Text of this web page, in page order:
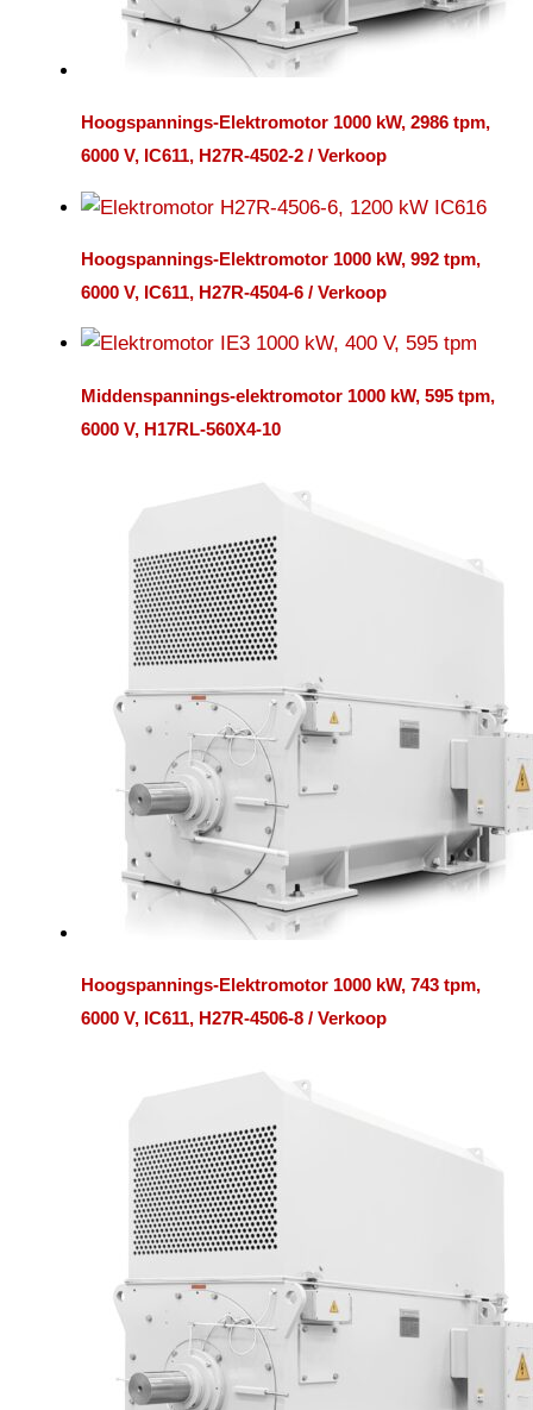
Hoogspannings-Elektromotor 1000 kW, 2986 tpm,
6000 V, IC611, H27R-4502-2 / Verkoop
Hoogspannings-Elektromotor 1000 kW, 992 tpm,
6000 V, IC611, H27R-4504-6 / Verkoop
Middenspannings-elektromotor 1000 kW, 595 tpm,
6000 V, H17RL-560X4-10
Hoogspannings-Elektromotor 1000 kW, 743 tpm,
6000 V, IC611, H27R-4506-8 / Verkoop